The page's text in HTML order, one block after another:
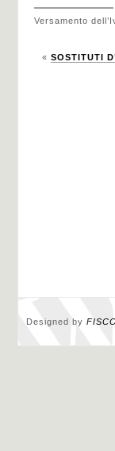
Versamento
« SOSTITUTI
Designed by